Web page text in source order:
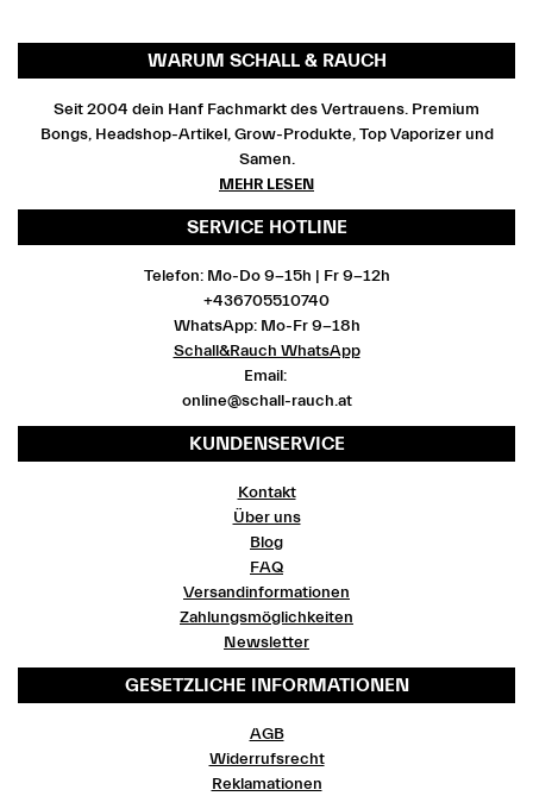
WARUM SCHALL & RAUCH
Seit 2004 dein Hanf Fachmarkt des Vertrauens. Premium
Bongs, Headshop-Artikel, Grow-Produkte, Top Vaporizer und
Samen.
MEHR LESEN
SERVICE HOTLINE
Telefon: Mo-Do 9-15h | Fr 9-12h
+436705510740
WhatsApp: Mo-Fr 9-18h
Schall&Rauch WhatsApp
Email:
online@schall-rauch.at
KUNDENSERVICE
Kontakt
Über uns
Blog
FAQ
Versandinformationen
Zahlungsmöglichkeiten
Newsletter
GESETZLICHE INFORMATIONEN
AGB
Widerrufsrecht
Reklamationen